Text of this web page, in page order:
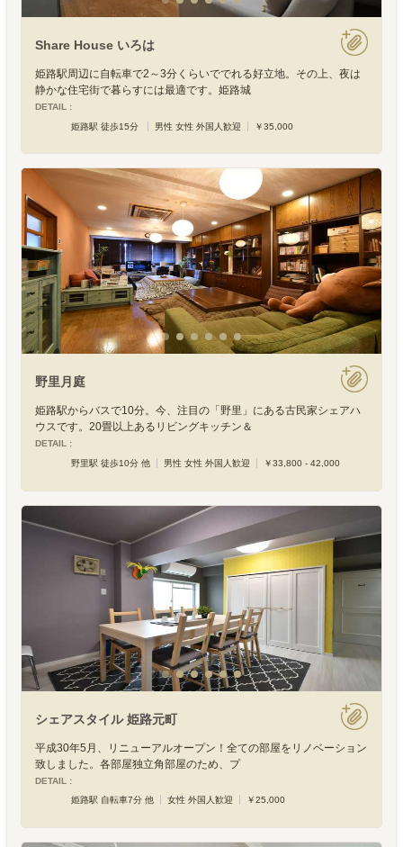
Share House いろは
姫路駅周辺に自転車で2～3分くらいででれる好立地。その上、夜は
静かな住宅街で暮らすには最適です。姫路城
DETAIL :
姫路駅 徒歩15分
男性 女性 外国人歓迎 ￥35,000
野里月庭
姫路駅からバスで10分。今、注目の「野里」にある古民家シェアハ
ウスです。20畳以上あるリビングキッチン＆
DETAIL :
野里駅 徒歩10分 他
男性 女性 外国人歓迎 ￥33,800 - 42,000
シェアスタイル 姫路元町
平成30年5月、リニューアルオープン！全ての部屋をリノベーション
致しました。各部屋独立角部屋のため、プ
DETAIL :
姫路駅 自転車7分 他
女性 外国人歓迎 ￥25,000